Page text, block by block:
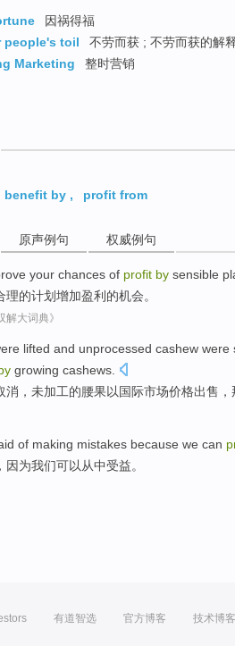
因祸得福
people's toil
不劳而获 ; 不劳而获的解
Marketing
整时营销
benefit by , profit from
原声例句 权威例句
your chances of profit by sensible
理的计划增加盈利 的机会。
解大词典》
lifted and unprocessed cashew were
growing cashews
消 ， 未加工的腰果以 国际市场价格出售
of making mistakes because we can
， 因为我们可以 从中受益。
有道智选 官方博客 技术博客